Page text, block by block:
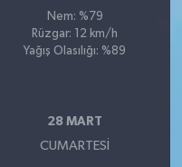
Nem: %79
Rüzgar: 12 km/h
Yağış Olasılığı: %89
28 MART
CUMARTESI